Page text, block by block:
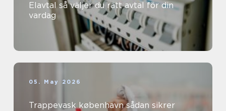
Elavtal så väljer du rätt avtal för din
vardag
05. May 2026
Trappevask københavn sådan sikrer